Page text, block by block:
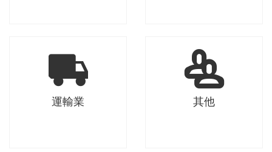
批發零售業 營造業
運輸業 其他